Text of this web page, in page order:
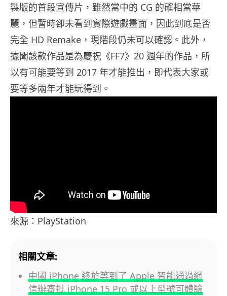
製版的首段宣傳片，雖然當中的 CG 的確相當華
麗，但暫時卻未看到實際遊戲畫面，因此到底是否
完全 HD Remake，現階段仍未可以確認。此外，
據聞該款作品是為慶祝《FF7》20 週年的作品，所
以有可能要等到 2017 年才能推出，即代表大家或
要等多兩年才能玩得到。
來源：PlayStation
相關文章:
中國 iPhone 終於等到了 Apple 智能通過網
信辦審批 iPhone 15 Pro 或以上型號可體驗